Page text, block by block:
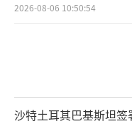
2026-08-06 10:50:54
沙特土耳其巴基斯坦